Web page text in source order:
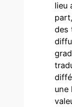
lieu
des
une